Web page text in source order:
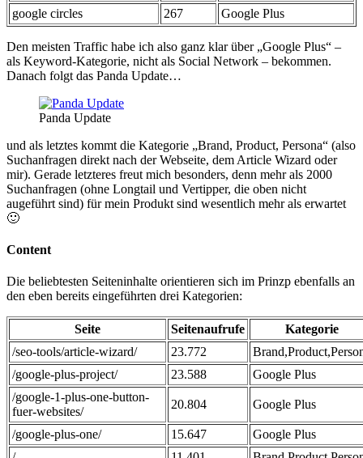
google circles
267 Google Plus
Den meisten Traffic habe ich also ganz klar über „Google Plus“ –
als Keyword-Kategorie, nicht als Social Network – bekommen.
Danach folgt das Panda Update…
Panda Update
und als letztes kommt die Kategorie „Brand, Product, Persona“ (also
Suchanfragen direkt nach der Webseite, dem Article Wizard oder
mir). Gerade letzteres freut mich besonders, denn mehr als 2000
Suchanfragen (ohne Longtail und Vertipper, die oben nicht
augeführt sind) für mein Produkt sind wesentlich mehr als erwartet
🙂
Content
Die beliebtesten Seiteninhalte orientieren sich im Prinzp ebenfalls an
den eben bereits eingeführten drei Kategorien:
Seite Seitenaufrufe
Kategorie
/seo-tools/article-wizard/
23.772
/google-plus-project/
23.588
Google Plus
/google-1-plus-one-button-
fuer-websites/
20.804 Google Plus
/google-plus-one/ 15.647
Google Plus